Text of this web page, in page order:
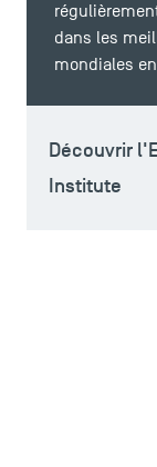
dans les
mondiales
Découvrir
Institute